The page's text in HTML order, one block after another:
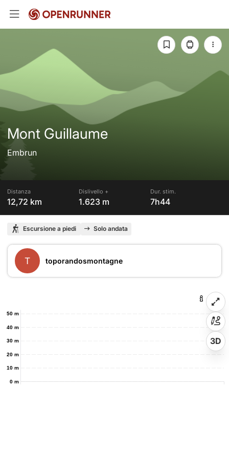
Mont Guillaume
Embrun
Distanza
12,72 km
Dislivello +
1.623 m
Dur. stim.
7h44
Escursione a piedi Solo andata
T toporandosmontagne
0 m
10 m
20 m
30 m
40 m
50 m
3D